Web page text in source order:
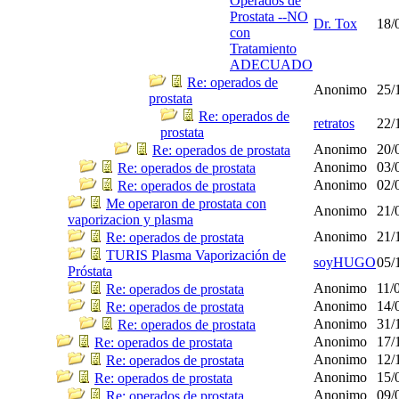
Prostata --NO
con
Tratamiento
ADECUADO
Dr. Tox 18/
Re: operados de
prostata
Anonimo
25/
Re: operados de
prostata
retratos
22/
Re: operados de prostata
Anonimo
20/
Re: operados de prostata
Anonimo
03/
Re: operados de prostata
Anonimo
02/
Me operaron de prostata con
vaporizacion y plasma
Anonimo
21/
Re: operados de prostata
Anonimo
21/
TURIS Plasma Vaporización de
Próstata
soyHUGO05/
Re: operados de prostata
Anonimo
11/
Re: operados de prostata
Anonimo
14/
Re: operados de prostata
Anonimo
31/
Re: operados de prostata
Anonimo
17/
Re: operados de prostata
Anonimo
12/
Re: operados de prostata
Anonimo
15/
Re: operados de prostata
Anonimo
09/